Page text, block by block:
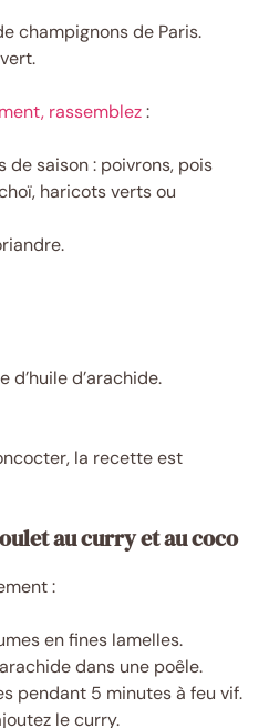
champignons de Paris.
rassemblez:
de saison : poivrons, pois
haricots verts ou
d’huile d’arachide.
la recette est
au curry et au coco
:
en fines lamelles.
dans une poêle.
pendant 5 minutes à feu vif.
le curry.